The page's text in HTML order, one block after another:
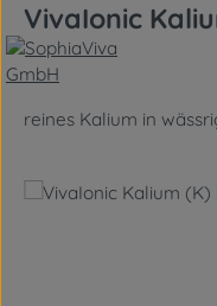
VivaIonic
reines Kalium in
Bildergalerie